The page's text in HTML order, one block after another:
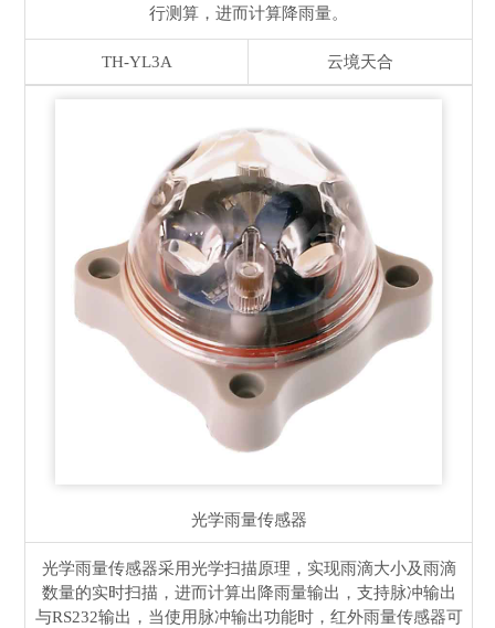
行测算，进而计算降雨量。
TH-YL3A 云境天合
光学雨量传感器
光学雨量传感器采用光学扫描原理，实现雨滴大小及雨滴
数量的实时扫描，进而计算出降雨量输出，支持脉冲输出
与RS232输出，当使用脉冲输出功能时，红外雨量传感器可